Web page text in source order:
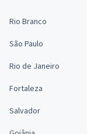
Rio Branco
São Paulo
Rio de Janeiro
Fortaleza
Salvador